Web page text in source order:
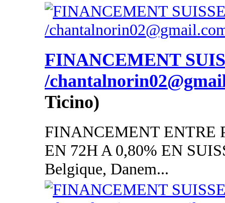
FINANCEMENT
/
Ticino)
FINANCEMENT ENTRE
EN 72H A 0,80% EN
Belgique, Danem...